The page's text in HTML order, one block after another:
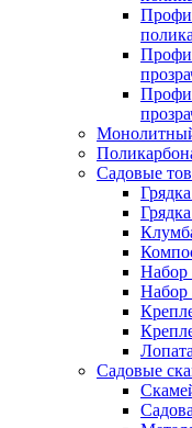
Садовые
Набор
Набор
Садовые